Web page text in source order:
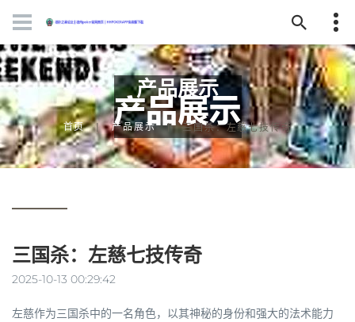
产品展示
首页 产品展示 三国杀：左慈七技传奇
三国杀：左慈七技传奇
2025-10-13 00:29:42
左慈作为三国杀中的一名角色，以其神秘的身份和强大的法术能力